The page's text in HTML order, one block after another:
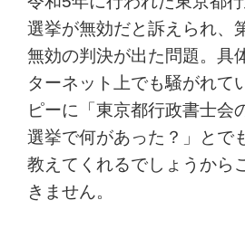
選挙が無効だと訴えられ、
無効の判決が出た問題。具
ターネット上でも騒がれて
ピーに「東京都行政書士会
選挙で何があった？」とで
教えてくれるでしょうから
きません。